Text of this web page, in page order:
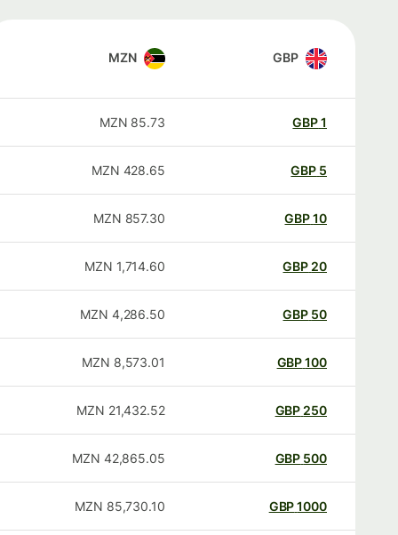
GBP
MZN
GBP
85.73
MZN
GBP
428.65
MZN
GBP
857.30
MZN
20
GBP
1,714.60
MZN
50
GBP
4,286.50
MZN
100
GBP
8,573.01
MZN
250
GBP
21,432.52
MZN
500
GBP
42,865.05
MZN
1000
GBP
85,730.10
MZN